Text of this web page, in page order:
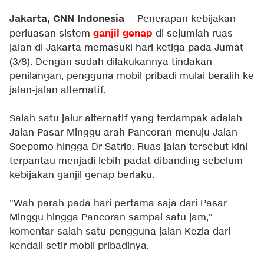
Jakarta, CNN Indonesia -- Penerapan kebijakan
perluasan sistem ganjil genap di sejumlah ruas
jalan di Jakarta memasuki hari ketiga pada Jumat
(3/8). Dengan sudah dilakukannya tindakan
penilangan, pengguna mobil pribadi mulai beralih ke
jalan-jalan alternatif.
Salah satu jalur alternatif yang terdampak adalah
Jalan Pasar Minggu arah Pancoran menuju Jalan
Soepomo hingga Dr Satrio. Ruas jalan tersebut kini
terpantau menjadi lebih padat dibanding sebelum
kebijakan ganjil genap berlaku.
"Wah parah pada hari pertama saja dari Pasar
Minggu hingga Pancoran sampai satu jam,"
komentar salah satu pengguna jalan Kezia dari
kendali setir mobil pribadinya.